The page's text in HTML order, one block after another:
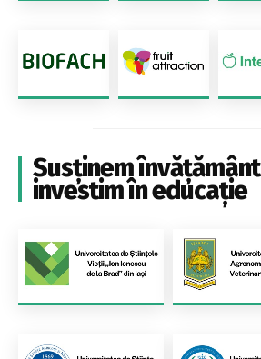
Susținem
investim în educație